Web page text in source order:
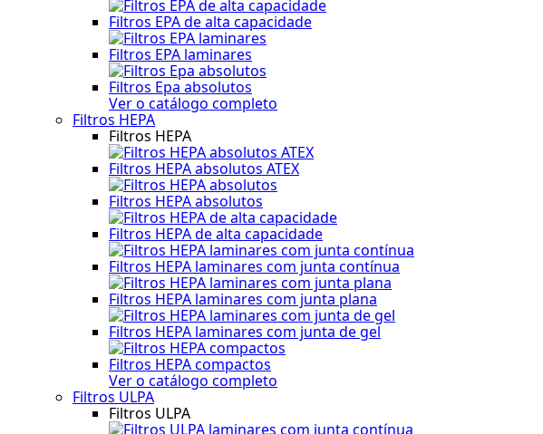
Filtros EPA de alta capacidade
Filtros EPA laminares
Filtros Epa absolutos
Ver o catálogo completo
Filtros HEPA
Filtros HEPA
Filtros HEPA absolutos ATEX
Filtros HEPA absolutos
Filtros HEPA de alta capacidade
Filtros HEPA laminares com junta contínua
Filtros HEPA laminares com junta plana
Filtros HEPA laminares com junta de gel
Filtros HEPA compactos
Ver o catálogo completo
Filtros ULPA
Filtros ULPA